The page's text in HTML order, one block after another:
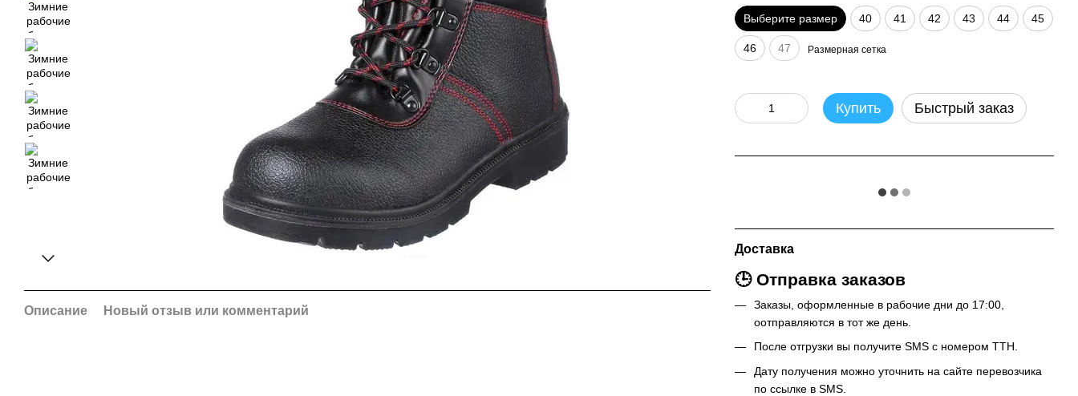
Выберите размер 40 41 42 43 44 45
46 47 Размерная сетка
Купить Быстрый заказ
Доставка
🕒 Отправка заказов
Заказы, оформленные в рабочие дни до 17:00,
оотправляются в тот же день.
После отгрузки вы получите SMS с номером ТТН.
Дату получения можно уточнить на сайте перевозчика
по ссылке в SMS.
Описание Новый отзыв или комментарий